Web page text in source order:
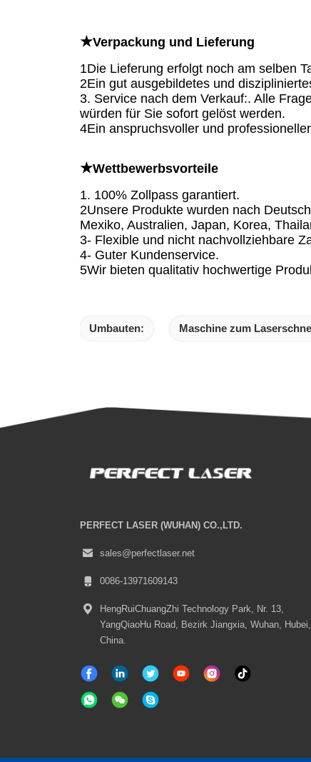
★Verpackung und Lieferung
1Die Lieferung erfolgt noch am selben
2Ein gut ausgebildetes und
3. Service nach dem Verkauf:. Alle
würden für Sie sofort gelöst werden.
4Ein anspruchsvoller und
★Wettbewerbsvorteile
1. 100% Zollpass garantiert.
2Unsere Produkte wurden nach
Mexiko, Australien, Japan, Korea,
3- Flexible und nicht nachvollziehbare
4- Guter Kundenservice.
5Wir bieten qualitativ hochwertige
Umbauten: Maschine zum
PERFECT LASER (WUHAN) CO.,LTD.
sales@perfectlaser.net
0086-13971609143
HengRuiChuangZhi Technology Park, Nr. 13,
YangQiaoHu Road, Bezirk Jiangxia, Wuhan, Hubei,
China.